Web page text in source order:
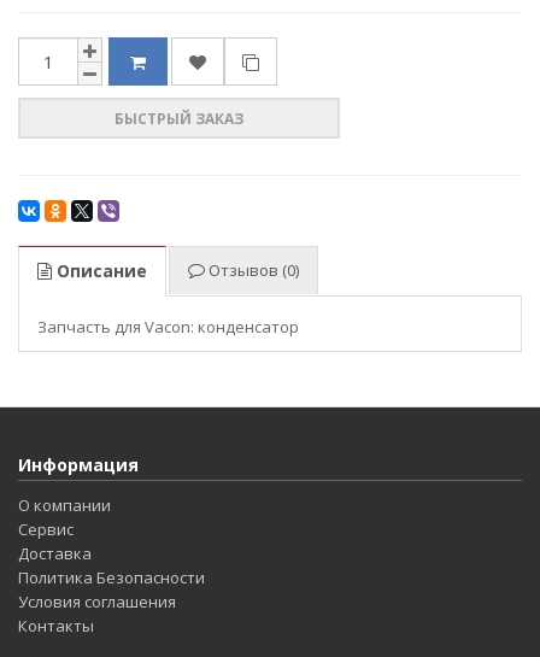
БЫСТРЫЙ ЗАКАЗ
Описание Отзывов (0)
Запчасть для Vacon: конденсатор
Информация
О компании
Сервис
Доставка
Политика Безопасности
Условия соглашения
Контакты